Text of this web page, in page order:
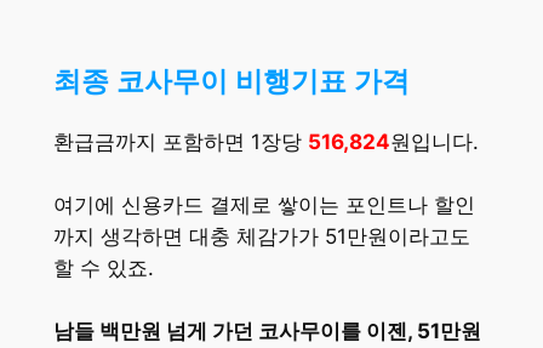
최종 코사무이 비행기표 가격
환급금까지 포함하면 1장당 516,824원입니다.
여기에 신용카드 결제로 쌓이는 포인트나 할인
까지 생각하면 대충 체감가가 51만원이라고도
할 수 있죠.
남들 백만원 넘게 가던 코사무이를 이젠, 51만원